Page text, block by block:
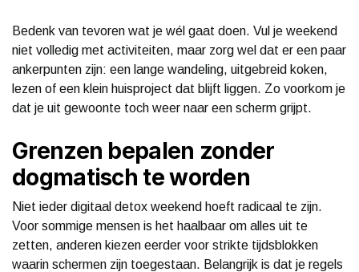
Bedenk van tevoren wat je wél gaat doen. Vul je weekend
niet volledig met activiteiten, maar zorg wel dat er een paar
ankerpunten zijn: een lange wandeling, uitgebreid koken,
lezen of een klein huisproject dat blijft liggen. Zo voorkom je
dat je uit gewoonte toch weer naar een scherm grijpt.
Grenzen bepalen zonder
dogmatisch te worden
Niet ieder digitaal detox weekend hoeft radicaal te zijn.
Voor sommige mensen is het haalbaar om alles uit te
zetten, anderen kiezen eerder voor strikte tijdsblokken
waarin schermen zijn toegestaan. Belangrijk is dat je regels